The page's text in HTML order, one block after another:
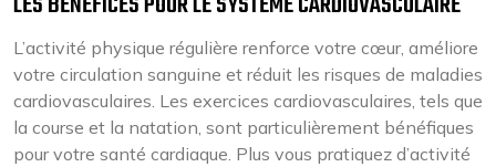
L’activité physique régulière renforce votre cœur, améliore
votre circulation sanguine et réduit les risques de maladies
cardiovasculaires. Les exercices cardiovasculaires, tels que
la course et la natation, sont particulièrement bénéfiques
pour votre santé cardiaque. Plus vous pratiquez d’activité